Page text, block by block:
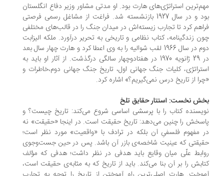
استراتژی‌های هارت بود. او مدتی مشاور وزیر دفاع انگلستان
بود و در سال 1927 بازنشسته شد. فراغت از مشاغل رسمی فرصتی
کرد تا تجارب زیسته‌اش در میدان جنگ را در قالب‌های مختلفی
زندگینامه، کتاب نظامی و تاریخی به تحریر درآورد. ملکه الیزابت
دوم در سال 1966 لقب شوالیه را به وی اعطا کرد و هارت چهار سال بعد
در 29 ژانویه 1970 در هفتادوچهار سالگی درگذشت. از آثار او باید به
کلیات جنگ جهانی اول، تاریخ جنگ جهانی دوم،خاطرات و
از تاریخ درس نمی‌گیریم؟» اشاره کرد.
نخست: استتار حقایق تلخ
کتاب را با پرسشی اساسی شروع می‌کند: تاریخ چیست؟ و
را چنین می‌دهد: تاریخ حقیقت است. در اینجا «حقیقت» نه
مفهوم فلسفیِ آن بلکه در ترادف با «واقعیت» مورد نظر است؛
که عینیت شاخصه‌ی بازر آن باشد. پس در حین جست‌وجوی
علّی میان وقایع باید هدفی در نظر داشت؛ هدفی که مؤلف
را بر آن بنا می‌کند. باید از تاریخ که به مثابه‌ی حقیقت است،